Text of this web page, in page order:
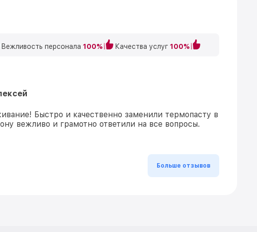
Вежливость персонала 100% Качества услуг 100%
Быстро и качественно заменили термопасту в
вежливо и грамотно ответили на все вопросы.
Больше отзывов